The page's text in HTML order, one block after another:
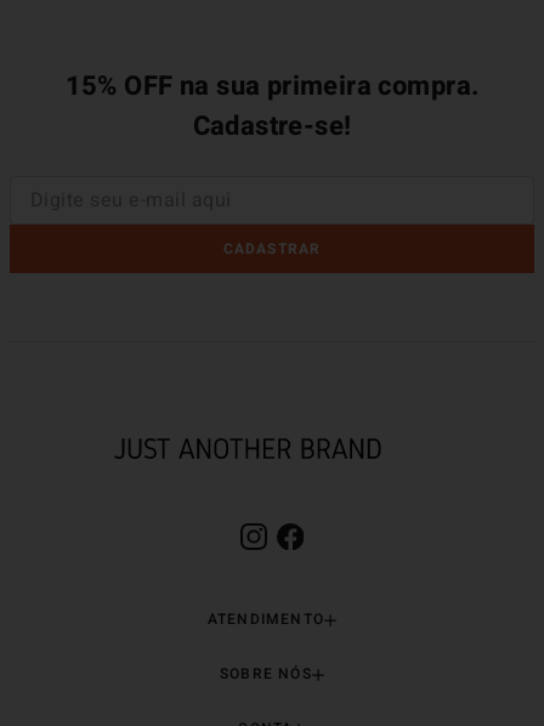
15% OFF na sua primeira compra.
Cadastre-se!
CADASTRAR
ATENDIMENTO
SOBRE NÓS